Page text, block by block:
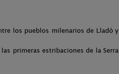
los pueblos milenarios de Lladó y
primeras estribaciones de la Serra